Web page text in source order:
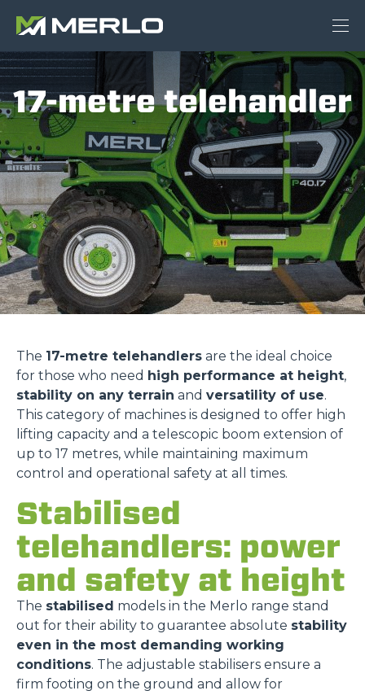
17-metre telehandler
The 17-metre telehandlers are the ideal choice
for those who need high performance at height,
stability on any terrain and versatility of use.
This category of machines is designed to offer high
lifting capacity and a telescopic boom extension of
up to 17 metres, while maintaining maximum
control and operational safety at all times.
Stabilised
telehandlers: power
and safety at height
The stabilised models in the Merlo range stand
out for their ability to guarantee absolute stability
even in the most demanding working
conditions. The adjustable stabilisers ensure a
firm footing on the ground and allow for